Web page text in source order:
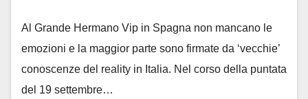
Al Grande Hermano Vip in Spagna non mancano le
emozioni e la maggior parte sono firmate da ‘vecchie’
conoscenze del reality in Italia. Nel corso della puntata
del 19 settembre…